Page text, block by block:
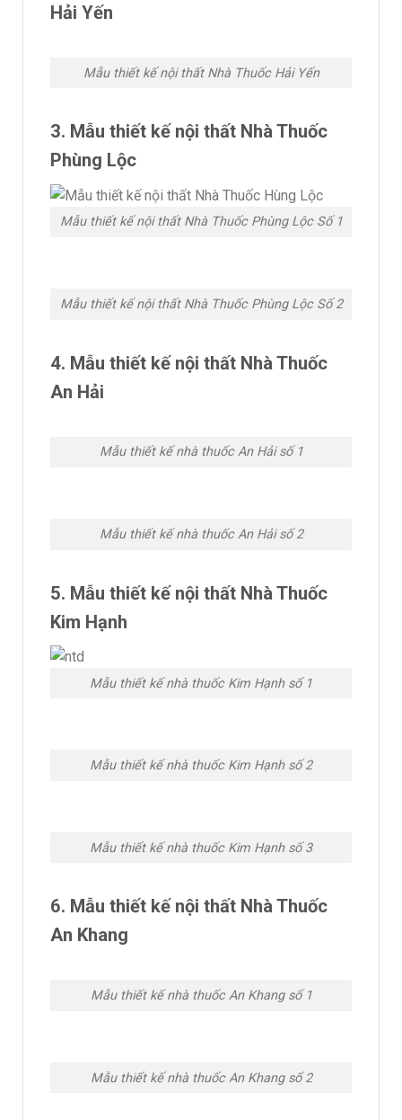
Hải Yến
Mẫu thiết kế nội thất Nhà Thuốc Hải Yến
3. Mẫu thiết kế nội thất Nhà Thuốc
Phùng Lộc
Mẫu thiết kế nội thất Nhà Thuốc Phùng Lộc Số 1
Mẫu thiết kế nội thất Nhà Thuốc Phùng Lộc Số 2
4. Mẫu thiết kế nội thất Nhà Thuốc
An Hải
Mẫu thiết kế nhà thuốc An Hải số 1
Mẫu thiết kế nhà thuốc An Hải số 2
5. Mẫu thiết kế nội thất Nhà Thuốc
Kim Hạnh
Mẫu thiết kế nhà thuốc Kim Hạnh số 1
Mẫu thiết kế nhà thuốc Kim Hạnh số 2
Mẫu thiết kế nhà thuốc Kim Hạnh số 3
6. Mẫu thiết kế nội thất Nhà Thuốc
An Khang
Mẫu thiết kế nhà thuốc An Khang số 1
Mẫu thiết kế nhà thuốc An Khang số 2